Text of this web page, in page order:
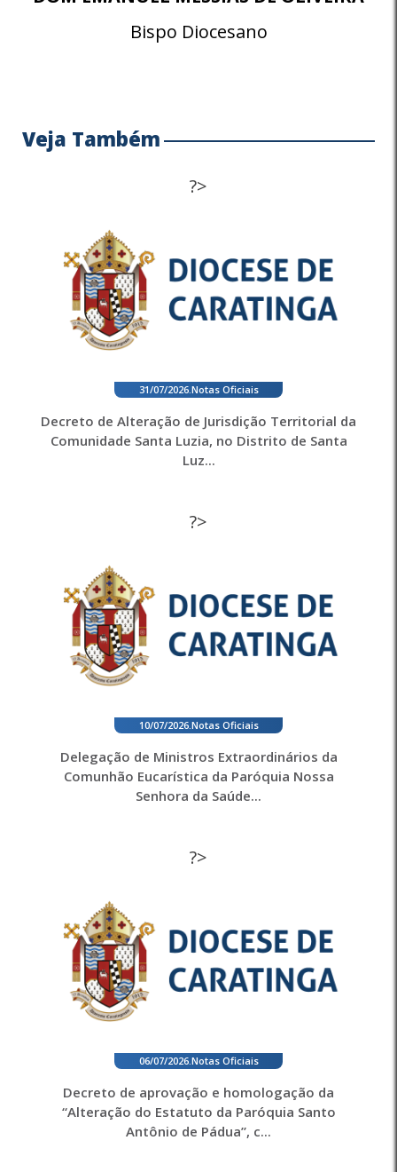
Bispo Diocesano
Veja Também
?>
31/07/2026. Notas Oficiais
Decreto de Alteração de Jurisdição Territorial da
Comunidade Santa Luzia, no Distrito de Santa
Luz...
?>
10/07/2026. Notas Oficiais
Delegação de Ministros Extraordinários da
Comunhão Eucarística da Paróquia Nossa
Senhora da Saúde...
?>
06/07/2026. Notas Oficiais
Decreto de aprovação e homologação da
“Alteração do Estatuto da Paróquia Santo
Antônio de Pádua”, c...